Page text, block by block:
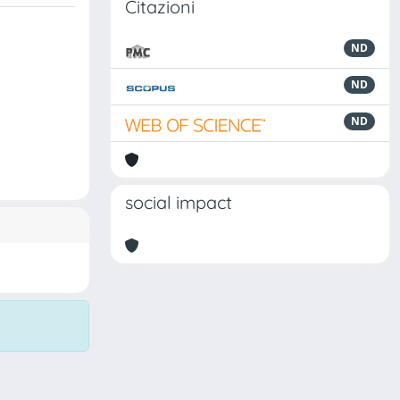
Citazioni
ND
ND
ND
social impact